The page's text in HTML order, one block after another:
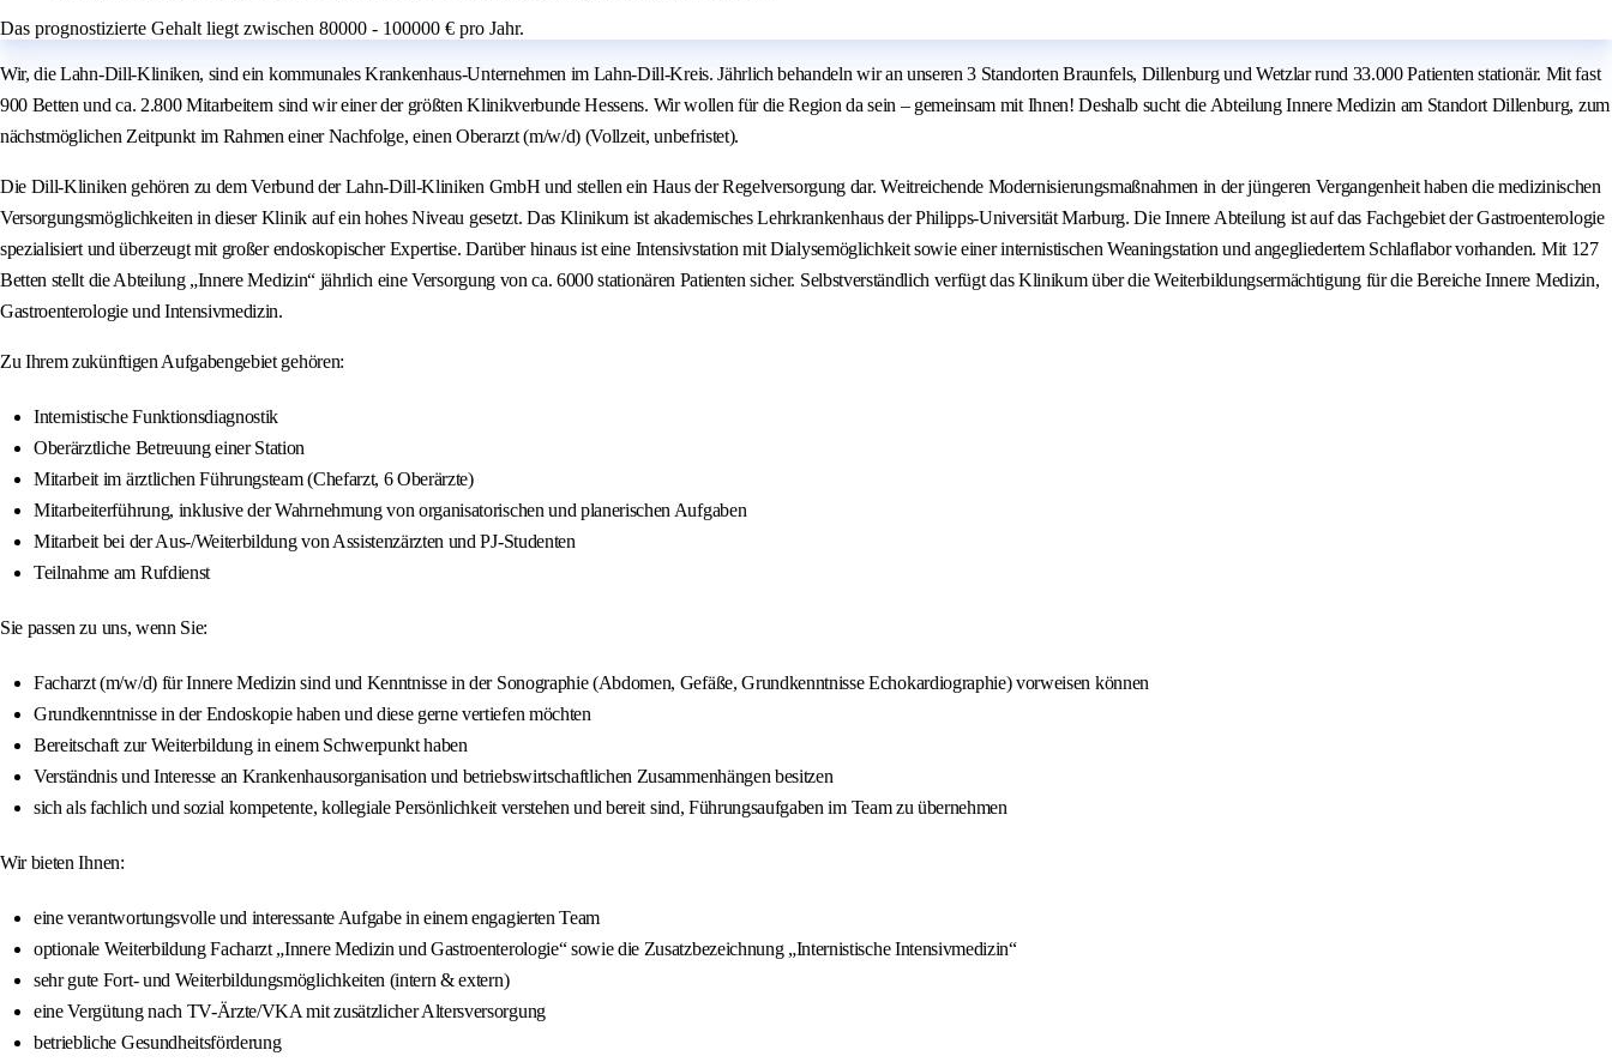
Das prognostizierte Gehalt liegt zwischen 80000 - 100000 € pro Jahr.
Wir, die Lahn-Dill-Kliniken, sind ein kommunales Krankenhaus-Unternehmen im Lahn-Dill-Kreis. Jährlich behandeln wir an unseren 3 Standorten Braunfels, Dillenburg und Wetzlar rund 33.000 Patienten stationär. Mit fast
900 Betten und ca. 2.800 Mitarbeitern sind wir einer der größten Klinikverbunde Hessens. Wir wollen für die Region da sein – gemeinsam mit Ihnen! Deshalb sucht die Abteilung Innere Medizin am Standort Dillenburg, zum
nächstmöglichen Zeitpunkt im Rahmen einer Nachfolge, einen Oberarzt (m/w/d) (Vollzeit, unbefristet).
Die Dill-Kliniken gehören zu dem Verbund der Lahn-Dill-Kliniken GmbH und stellen ein Haus der Regelversorgung dar. Weitreichende Modernisierungsmaßnahmen in der jüngeren Vergangenheit haben die medizinischen
Versorgungsmöglichkeiten in dieser Klinik auf ein hohes Niveau gesetzt. Das Klinikum ist akademisches Lehrkrankenhaus der Philipps-Universität Marburg. Die Innere Abteilung ist auf das Fachgebiet der Gastroenterologie
spezialisiert und überzeugt mit großer endoskopischer Expertise. Darüber hinaus ist eine Intensivstation mit Dialysemöglichkeit sowie einer internistischen Weaningstation und angegliedertem Schlaflabor vorhanden. Mit 127
Betten stellt die Abteilung „Innere Medizin“ jährlich eine Versorgung von ca. 6000 stationären Patienten sicher. Selbstverständlich verfügt das Klinikum über die Weiterbildungsermächtigung für die Bereiche Innere Medizin,
Gastroenterologie und Intensivmedizin.
Zu Ihrem zukünftigen Aufgabengebiet gehören:
Internistische Funktionsdiagnostik
Oberärztliche Betreuung einer Station
Mitarbeit im ärztlichen Führungsteam (Chefarzt, 6 Oberärzte)
Mitarbeiterführung, inklusive der Wahrnehmung von organisatorischen und planerischen Aufgaben
Mitarbeit bei der Aus-/Weiterbildung von Assistenzärzten und PJ-Studenten
Teilnahme am Rufdienst
Sie passen zu uns, wenn Sie:
Facharzt (m/w/d) für Innere Medizin sind und Kenntnisse in der Sonographie (Abdomen, Gefäße, Grundkenntnisse Echokardiographie) vorweisen können
Grundkenntnisse in der Endoskopie haben und diese gerne vertiefen möchten
Bereitschaft zur Weiterbildung in einem Schwerpunkt haben
Verständnis und Interesse an Krankenhausorganisation und betriebswirtschaftlichen Zusammenhängen besitzen
sich als fachlich und sozial kompetente, kollegiale Persönlichkeit verstehen und bereit sind, Führungsaufgaben im Team zu übernehmen
Wir bieten Ihnen:
eine verantwortungsvolle und interessante Aufgabe in einem engagierten Team
optionale Weiterbildung Facharzt „Innere Medizin und Gastroenterologie“ sowie die Zusatzbezeichnung „Internistische Intensivmedizin“
sehr gute Fort- und Weiterbildungsmöglichkeiten (intern & extern)
eine Vergütung nach TV-Ärzte/VKA mit zusätzlicher Altersversorgung
betriebliche Gesundheitsförderung